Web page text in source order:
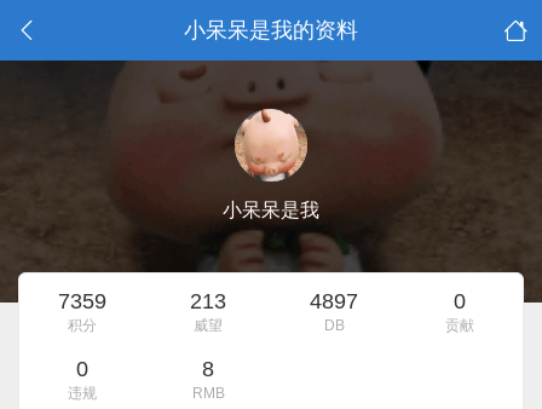
小呆呆是我的资料
小呆呆是我
7359
积分
213
威望
4897
DB
0
贡献
0
违规
8
RMB